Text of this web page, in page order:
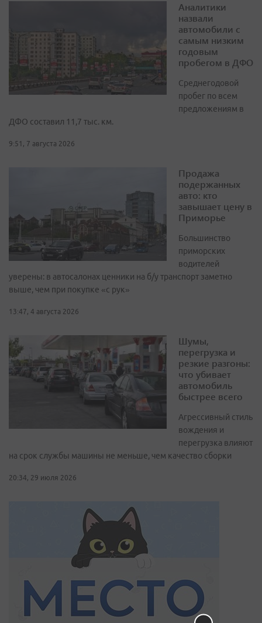
Аналитики
назвали
автомобили с
самым низким
годовым
пробегом в ДФО
Среднегодовой
пробег по всем
предложениям в
ДФО составил 11,7 тыс. км.
9:51, 7 августа 2026
Продажа
подержанных
авто: кто
завышает цену в
Приморье
Большинство
приморских
водителей
уверены: в автосалонах ценники на б/у транспорт заметно
выше, чем при покупке «с рук»
13:47, 4 августа 2026
Шумы,
перегрузка и
резкие разгоны:
что убивает
автомобиль
быстрее всего
Агрессивный стиль
вождения и
перегрузка влияют
на срок службы машины не меньше, чем качество сборки
20:34, 29 июля 2026